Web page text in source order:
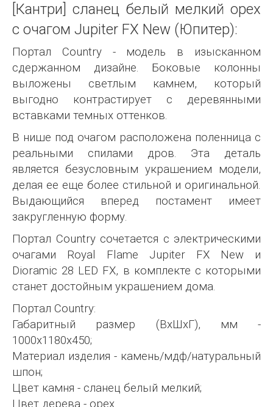
[Кантри] сланец белый мелкий орех
с очагом Jupiter FX New (Юпитер):
Портал Country - модель в изысканном
сдержанном дизайне. Боковые колонны
выложены светлым камнем, который
выгодно контрастирует с деревянными
вставками темных оттенков.
В нише под очагом расположена поленница с
реальными спилами дров. Эта деталь
является безусловным украшением модели,
делая ее еще более стильной и оригинальной.
Выдающийся вперед постамент имеет
закругленную форму.
Портал Country сочетается с электрическими
очагами Royal Flame Jupiter FX New и
Dioramic 28 LED FX, в комплекте с которыми
станет достойным украшением дома.
Портал Country:
Габаритный размер (ВхШхГ), мм -
1000х1180х450;
Материал изделия - камень/мдф/натуральный
шпон;
Цвет камня - сланец белый мелкий;
Цвет дерева - орех.